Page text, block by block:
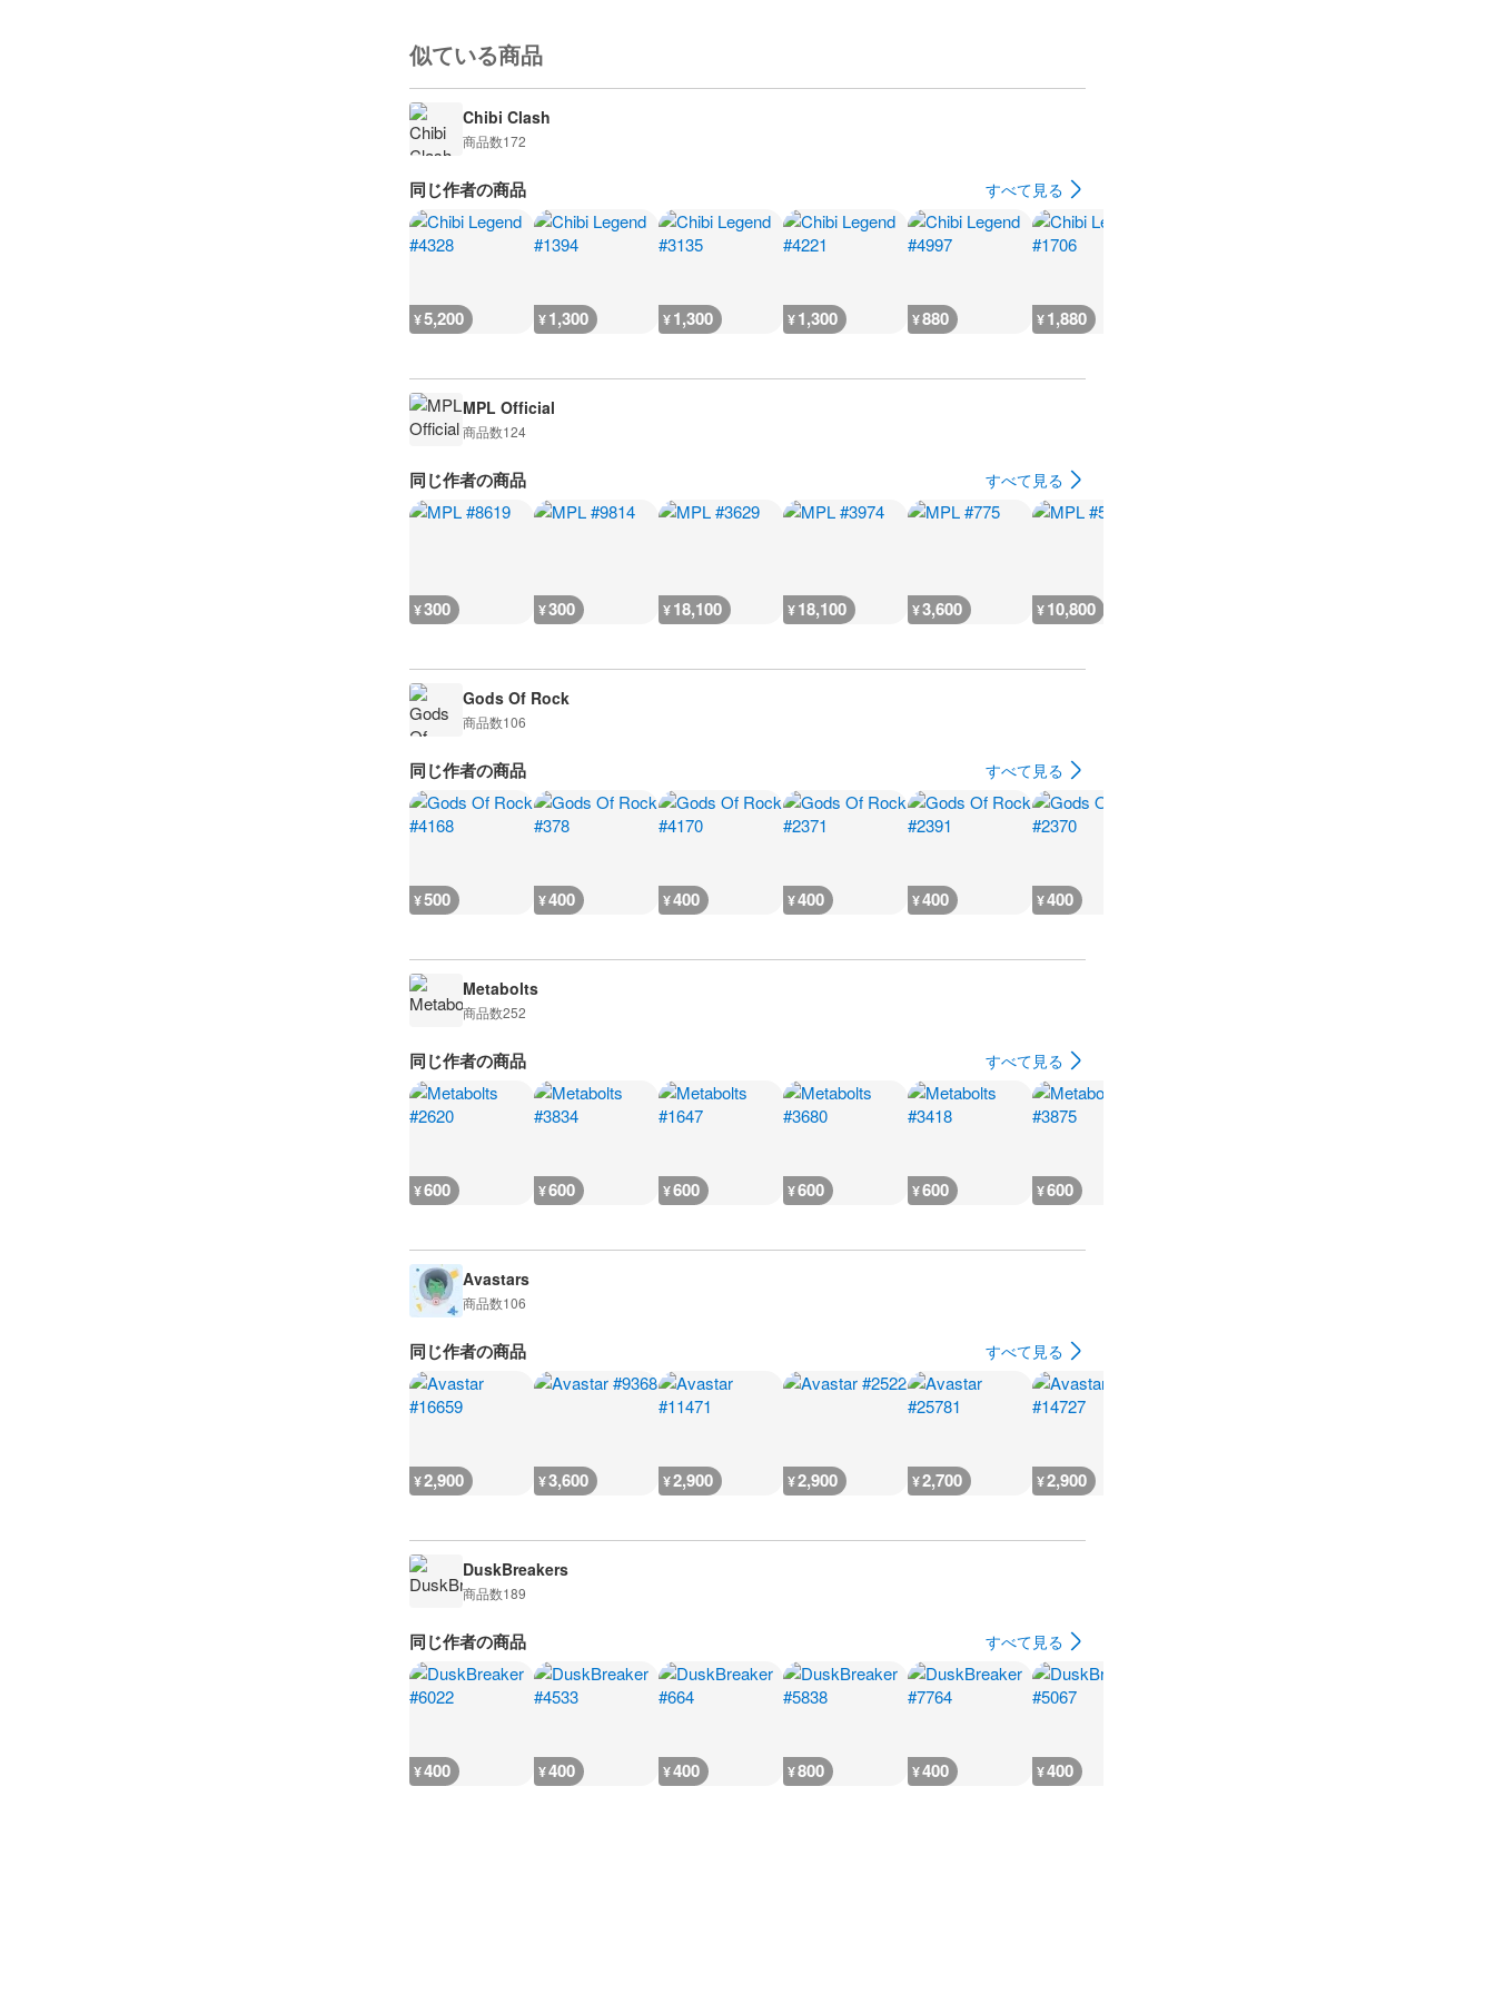
似ている商品
Chibi Clash
商品数172
同じ作者の商品 すべて見る
¥5,200 ¥1,300 ¥1,300 ¥1,300 ¥880 ¥1,880
MPL Official
商品数124
同じ作者の商品 すべて見る
¥300 ¥300 ¥18,100 ¥18,100 ¥3,600 ¥10,800
Gods Of Rock
商品数106
同じ作者の商品 すべて見る
¥500 ¥400 ¥400 ¥400 ¥400 ¥400
Metabolts
商品数252
同じ作者の商品 すべて見る
¥600 ¥600 ¥600 ¥600 ¥600 ¥600
Avastars
商品数106
同じ作者の商品 すべて見る
¥2,900 ¥3,600 ¥2,900 ¥2,900 ¥2,700 ¥2,900
DuskBreakers
商品数189
同じ作者の商品 すべて見る
¥400 ¥400 ¥400 ¥800 ¥400 ¥400